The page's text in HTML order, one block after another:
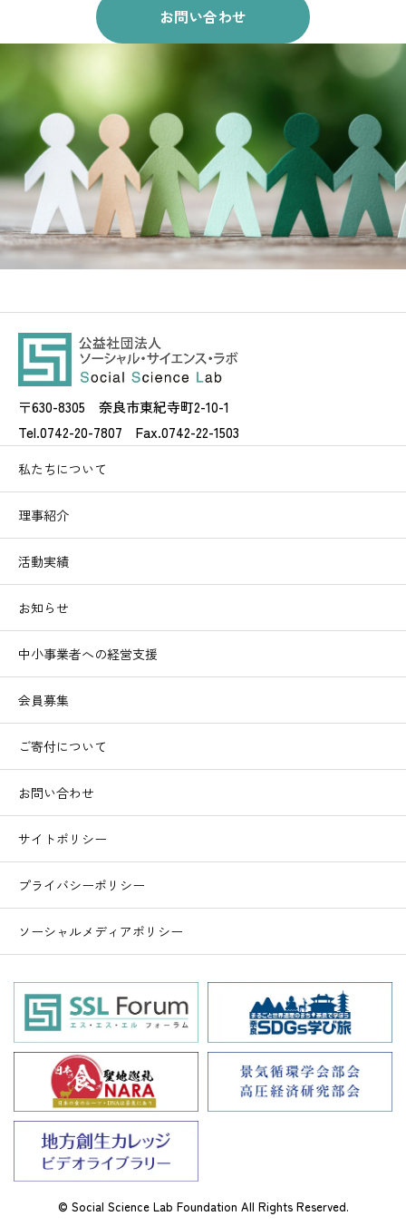
お問い合わせ
〒630-8305 奈良市東紀寺町2-10-1
Tel.0742-20-7807 Fax.0742-22-1503
私たちについて
理事紹介
活動実績
お知らせ
中小事業者への経営支援
会員募集
ご寄付について
お問い合わせ
サイトポリシー
プライバシーポリシー
ソーシャルメディアポリシー
© Social Science Lab Foundation All Rights Reserved.